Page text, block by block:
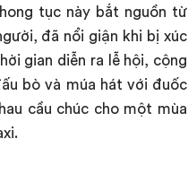
tục này bắt nguồn từ
đã nổi giận khi bị xúc
gian diễn ra lễ hội, cộng
bò và múa hát với đuốc
cầu chúc cho một mùa